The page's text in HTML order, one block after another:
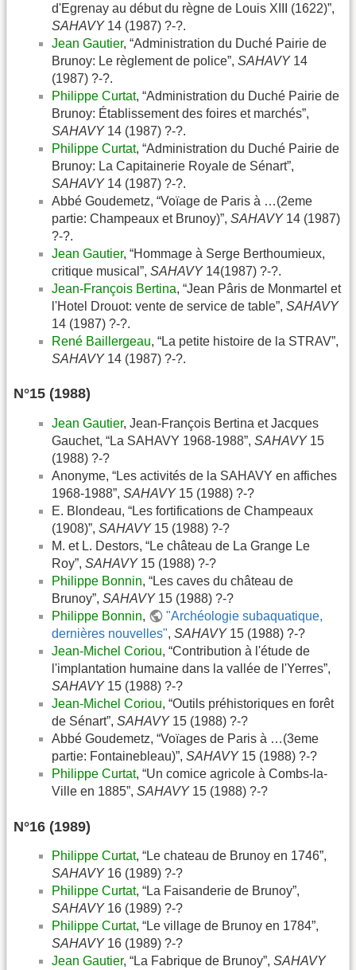
d'Egrenay au début du règne de Louis XIII (1622)”,
SAHAVY14 (1987) ?-?.
Jean Gautier, “Administration du Duché Pairie de
Brunoy: Le règlement de police”, SAHAVY14
(1987) ?-?.
Philippe Curtat, “Administration du Duché Pairie de
Brunoy: Établissement des foires et marchés”,
SAHAVY14 (1987) ?-?.
Philippe Curtat, “Administration du Duché Pairie de
Brunoy: La Capitainerie Royale de Sénart”,
SAHAVY14 (1987) ?-?.
Abbé Goudemetz, “Voïage de Paris à …(2eme
partie: Champeaux et Brunoy)”, SAHAVY14 (1987)
?-?.
Jean Gautier, “Hommage à Serge Berthoumieux,
critique musical”, SAHAVY14(1987) ?-?.
Jean-François Bertina, “Jean Pâris de Monmartel et
l'Hotel Drouot: vente de service de table”, SAHAVY
14 (1987) ?-?.
René Baillergeau, “La petite histoire de la STRAV”,
SAHAVY14 (1987) ?-?.
N°15 (1988)
Jean Gautier, Jean-François Bertina et Jacques
Gauchet, “La SAHAVY 1968-1988”, SAHAVY15
(1988) ?-?
Anonyme, “Les activités de la SAHAVY en affiches
1968-1988”, SAHAVY15 (1988) ?-?
E. Blondeau, “Les fortifications de Champeaux
(1908)”, SAHAVY15 (1988) ?-?
M. et L. Destors, “Le château de La Grange Le
Roy”, SAHAVY15 (1988) ?-?
Philippe Bonnin, “Les caves du château de
Brunoy”, SAHAVY15 (1988) ?-?
Philippe Bonnin,
"Archéologie subaquatique,
dernières nouvelles", SAHAVY15 (1988) ?-?
Jean-Michel Coriou, “Contribution à l'étude de
l'implantation humaine dans la vallée de l'Yerres”,
SAHAVY15 (1988) ?-?
Jean-Michel Coriou, “Outils préhistoriques en forêt
de Sénart”, SAHAVY15 (1988) ?-?
Abbé Goudemetz, “Voïages de Paris à …(3eme
partie: Fontainebleau)”, SAHAVY15 (1988) ?-?
Philippe Curtat, “Un comice agricole à Combs-la-
Ville en 1885”, SAHAVY15 (1988) ?-?
N°16 (1989)
Philippe Curtat, “Le chateau de Brunoy en 1746”,
SAHAVY 16 (1989) ?-?
Philippe Curtat, “La Faisanderie de Brunoy”,
SAHAVY 16 (1989) ?-?
Philippe Curtat, “Le village de Brunoy en 1784”,
SAHAVY 16 (1989) ?-?
Jean Gautier, “La Fabrique de Brunoy”, SAHAVY